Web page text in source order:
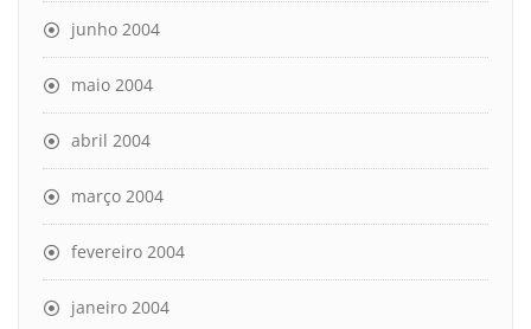
junho 2004
maio 2004
abril 2004
março 2004
fevereiro 2004
janeiro 2004